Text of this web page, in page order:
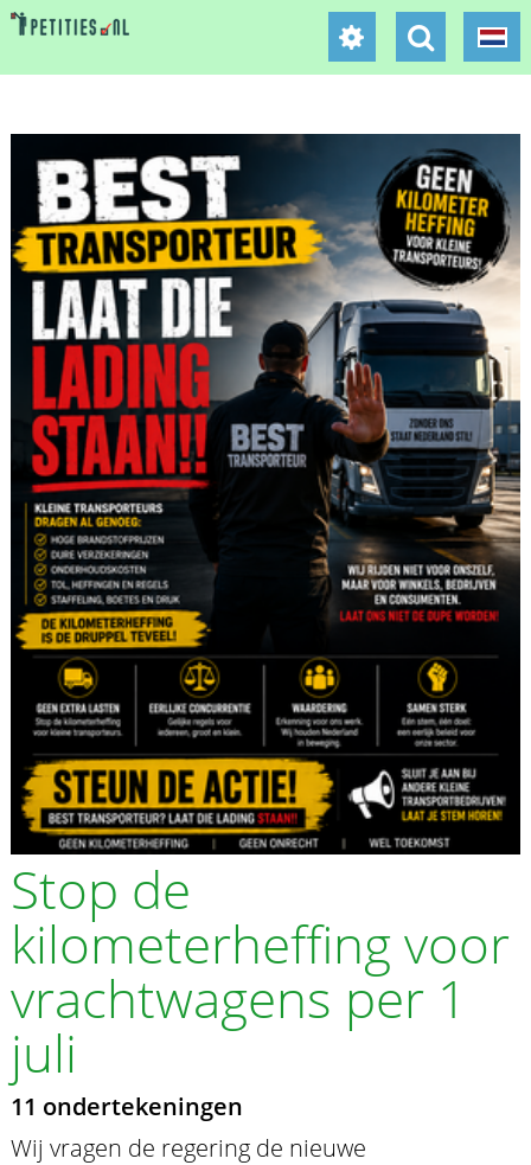
Stop de
kilometerheffing voor
vrachtwagens per 1
juli
11 ondertekeningen
Wij vragen de regering de nieuwe